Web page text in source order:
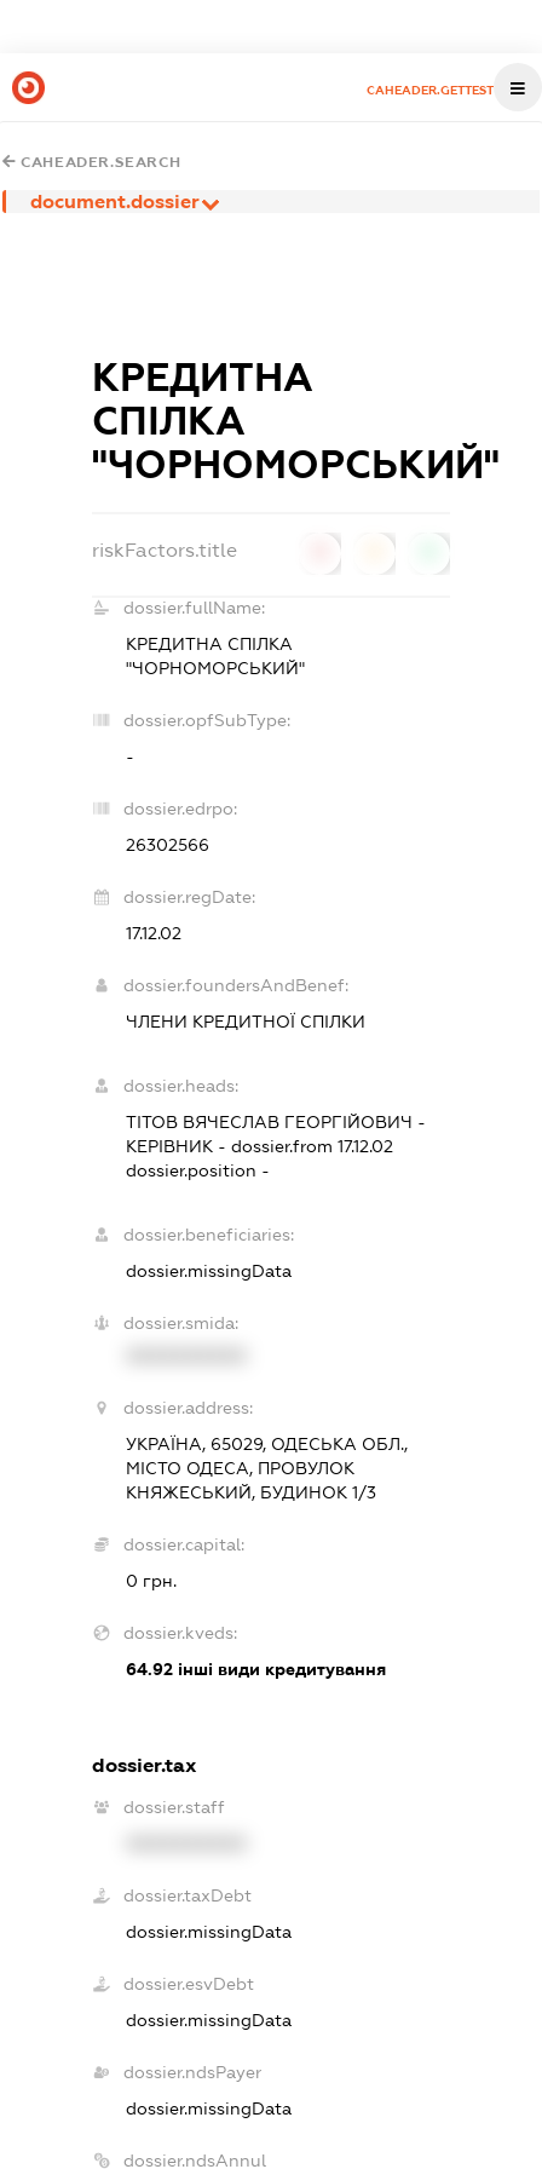
CAHEADER.GETTEST
CAHEADER.SEARCH
document.dossier
КРЕДИТНА
СПІЛКА
"ЧОРНОМОРСЬКИЙ"
riskFactors.title
dossier.fullName:
КРЕДИТНА СПІЛКА
"ЧОРНОМОРСЬКИЙ"
dossier.opfSubType:
-
dossier.edrpo:
26302566
dossier.regDate:
17.12.02
dossier.foundersAndBenef:
ЧЛЕНИ КРЕДИТНОЇ СПІЛКИ
dossier.heads:
ТІТОВ ВЯЧЕСЛАВ ГЕОРГІЙОВИЧ -
КЕРІВНИК - dossier.from 17.12.02
dossier.position -
dossier.beneficiaries:
dossier.missingData
dossier.smida:
dossier.address:
УКРАЇНА, 65029, ОДЕСЬКА ОБЛ.,
МІСТО ОДЕСА, ПРОВУЛОК
КНЯЖЕСЬКИЙ, БУДИНОК 1/3
dossier.capital:
0 грн.
dossier.kveds:
64.92 інші види кредитування
dossier.tax
dossier.staff
dossier.taxDebt
dossier.missingData
dossier.esvDebt
dossier.missingData
dossier.ndsPayer
dossier.missingData
dossier.ndsAnnul